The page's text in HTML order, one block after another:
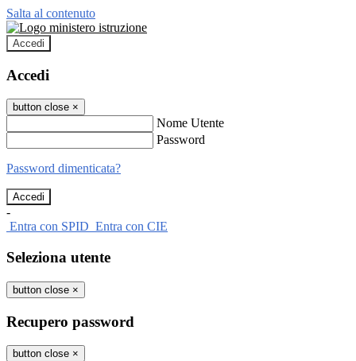
Salta al contenuto
Accedi
Accedi
button close ×
Nome Utente
Password
Password dimenticata?
-
Entra con SPID Entra con CIE
Seleziona utente
button close ×
Recupero password
button close ×